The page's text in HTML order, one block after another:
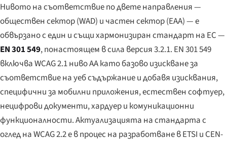
Нивото на съответствие по двете направления —
обществен сектор (WAD) и частен сектор (EAA) — е
обвързано с един и същи хармонизиран стандарт на ЕС —
EN 301 549, понастоящем в сила версия 3.2.1. EN 301 549
включва WCAG 2.1 ниво AA като базово изискване за
съответствие на уеб съдържание и добавя изисквания,
специфични за мобилни приложения, естествен софтуер,
нецифрови документи, хардуер и комуникационни
функционалности. Актуализацията на стандарта с
оглед на WCAG 2.2 е в процес на разработване в ETSI и CEN-